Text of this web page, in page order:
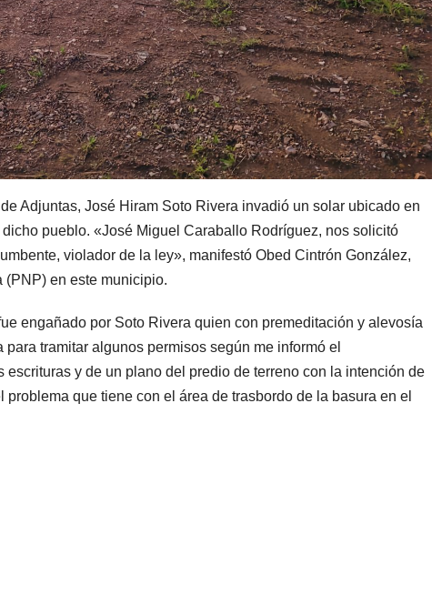
Adjuntas, José Hiram Soto Rivera invadió un solar ubicado en
pueblo. «José Miguel Caraballo Rodríguez, nos solicitó
violador de la ley», manifestó Obed Cintrón González,
en este municipio.
engañado por Soto Rivera quien con premeditación y alevosía
tramitar algunos permisos según me informó el
y de un plano del predio de terreno con la intención de
que tiene con el área de trasbordo de la basura en el